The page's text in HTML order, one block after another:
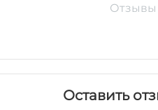
Отзывы
Оставить